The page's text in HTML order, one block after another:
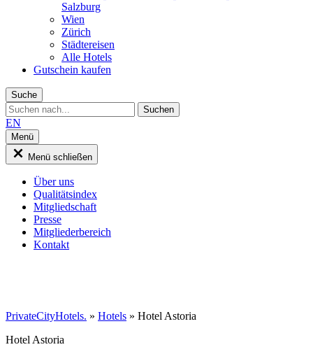
Salzburg
Wien
Zürich
Städtereisen
Alle Hotels
Gutschein kaufen
Suche
EN
Menü
Menü schließen
Über uns
Qualitätsindex
Mitgliedschaft
Presse
Mitgliederbereich
Kontakt
PrivateCityHotels. » Hotels » Hotel Astoria
Hotel Astoria